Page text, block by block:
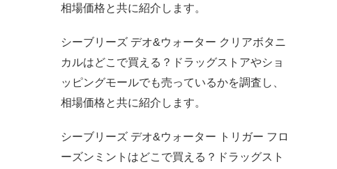
相場価格と共に紹介します。
シーブリーズ デオ&ウォーター クリアボタニ
カルはどこで買える？ドラッグストアやショ
ッピングモールでも売っているかを調査し、
相場価格と共に紹介します。
シーブリーズ デオ&ウォーター トリガー フロ
ーズンミントはどこで買える？ドラッグスト